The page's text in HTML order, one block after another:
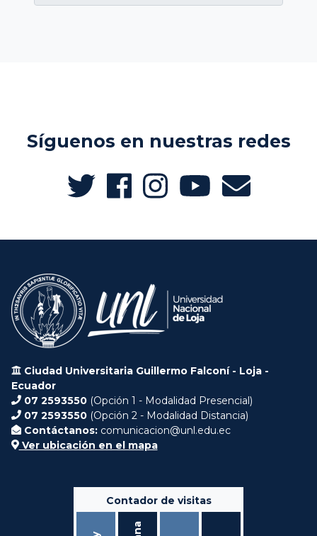
Síguenos en nuestras redes
Ciudad Universitaria Guillermo Falconí - Loja -
Ecuador
07 2593550 (Opción 1 - Modalidad Presencial)
07 2593550 (Opción 2 - Modalidad Distancia)
Contáctanos: comunicacion@unl.edu.ec
Ver ubicación en el mapa
Contador de visitas